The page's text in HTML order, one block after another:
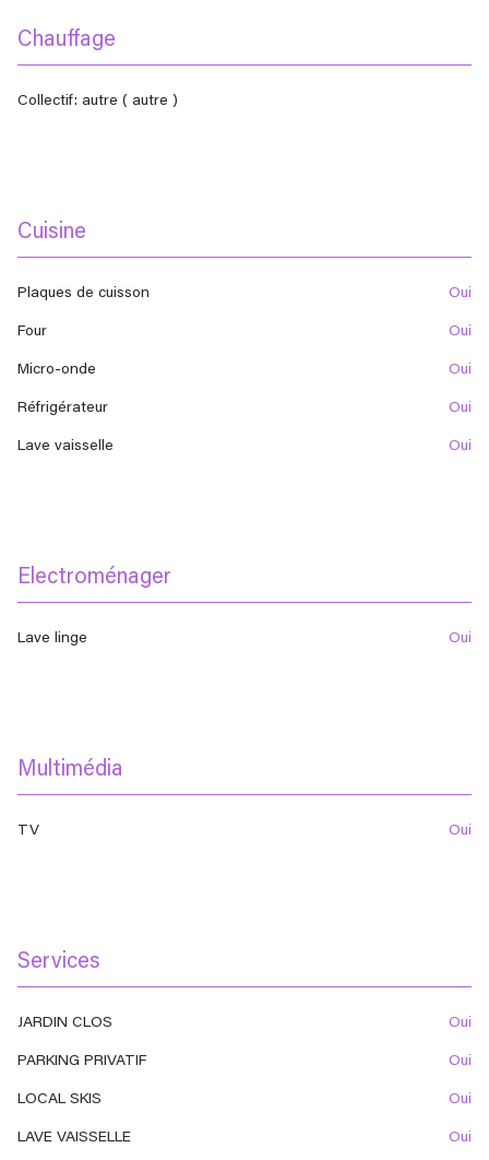
Chauffage
collectif: autre ( autre )
Cuisine
Plaques de cuisson oui
Four oui
Micro-onde oui
Réfrigérateur oui
Lave vaisselle oui
Electroménager
Lave linge oui
Multimédia
TV oui
Services
JARDIN CLOS oui
PARKING PRIVATIF oui
LOCAL SKIS oui
LAVE VAISSELLE oui